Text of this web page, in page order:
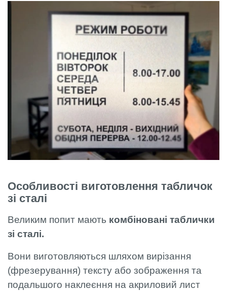
Особливості виготовлення табличок
зі сталі
Великим попит мають комбіновані таблички
зі сталі.
Вони виготовляються шляхом вирізання
(фрезерування) тексту або зображення та
подальшого наклеєння на акриловий лист